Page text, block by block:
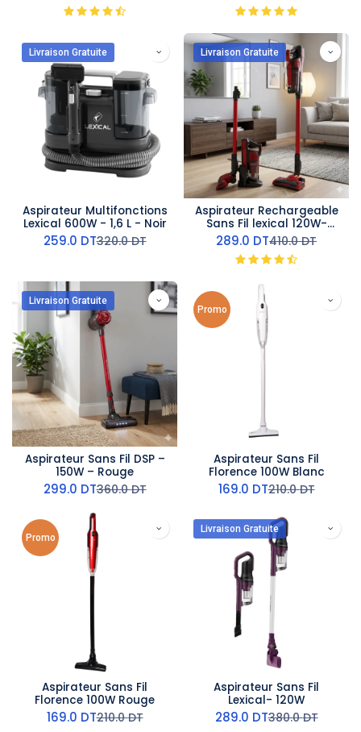
Livraison Gratuite
Aspirateur Multifonctions
Lexical 600W - 1,6 L - Noir
259.0 DT320.0DT
Livraison Gratuite
Aspirateur Rechargeable
Sans Fil lexical 120W-
Rouge
289.0 DT410.0DT
Livraison Gratuite
Aspirateur Sans Fil DSP –
150W – Rouge
299.0 DT360.0DT
Promo
Aspirateur Sans Fil
Florence 100W Blanc
169.0 DT210.0DT
Promo
Aspirateur Sans Fil
Florence 100W Rouge
169.0 DT210.0DT
Livraison Gratuite
Aspirateur Sans Fil
Lexical- 120W
289.0 DT380.0DT